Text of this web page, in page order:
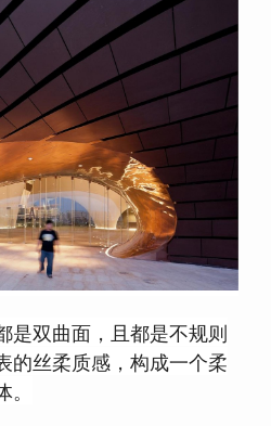
是双曲面，且都是不规则
的丝柔质感，构成一个柔